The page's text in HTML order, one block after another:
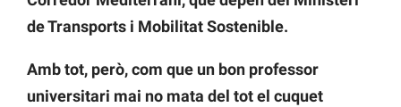
de Transports i Mobilitat Sostenible.
Amb tot, però, com que un bon professor
universitari mai no mata del tot el cuquet